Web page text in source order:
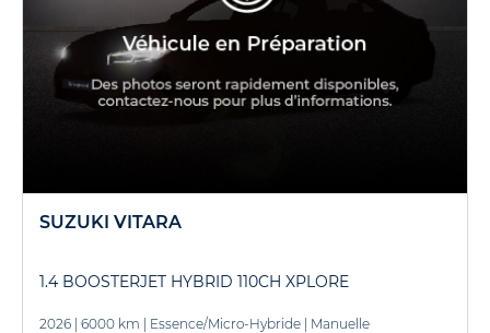
SUZUKI VITARA
1.4 BOOSTERJET HYBRID 110CH XPLORE
2026 6000 km Essence/Micro-Hybride Manuelle